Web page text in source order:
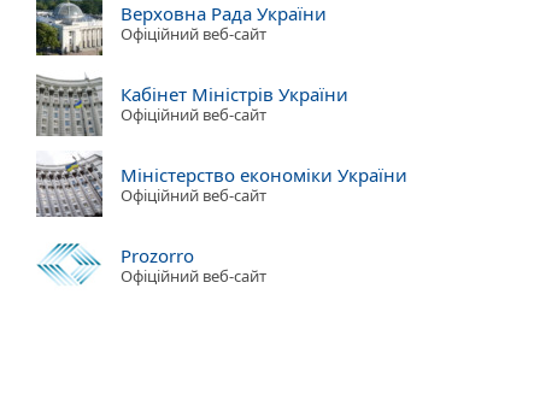
Верховна Рада України
Офіційний веб-сайт
Кабінет Міністрів України
Офіційний веб-сайт
Міністерство економіки України
Офіційний веб-сайт
Prozorro
Офіційний веб-сайт